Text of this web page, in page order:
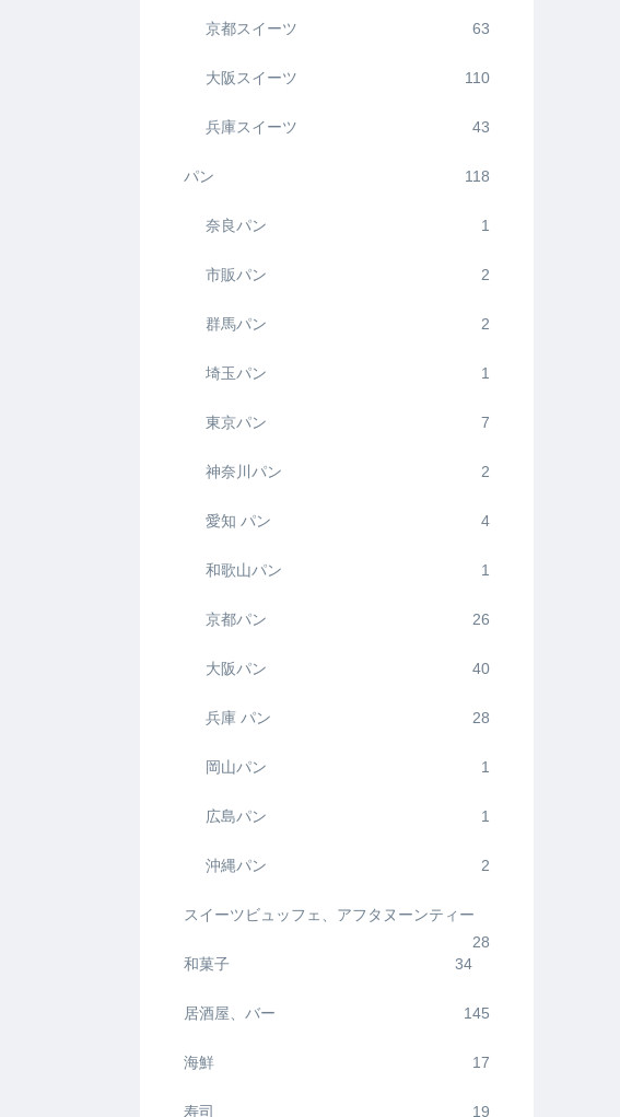
京都スイーツ 63
大阪スイーツ 110
兵庫スイーツ 43
パン 118
奈良パン 1
市販パン 2
群馬パン 2
埼玉パン 1
東京パン 7
神奈川パン 2
愛知 パン 4
和歌山パン 1
京都パン 26
大阪パン 40
兵庫 パン 28
岡山パン 1
広島パン 1
沖縄パン 2
スイーツビュッフェ、アフタヌーンティー
28
和菓子
34
居酒屋、バー 145
海鮮 17
寿司 19